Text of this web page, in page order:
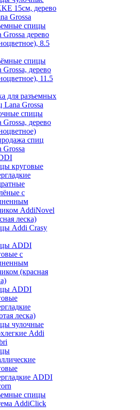
15см, дерево
Grossa
спицы
Grossa дерево
8.5
спицы
Grossa, дерево
11.5
для разъемных
Lana Grossa
спицы
Grossa, дерево
спиц
Grossa
круговые
с
AddiNovel
леска)
Addi Crasy
ADDI
с
(красная
ADDI
леска)
чулочные
Addi
ADDI
спицы
AddiClick